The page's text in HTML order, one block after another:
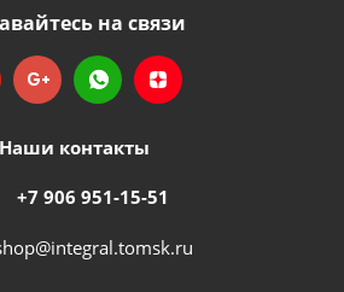
на связи
Наши контакты
+7 906 951-15-51